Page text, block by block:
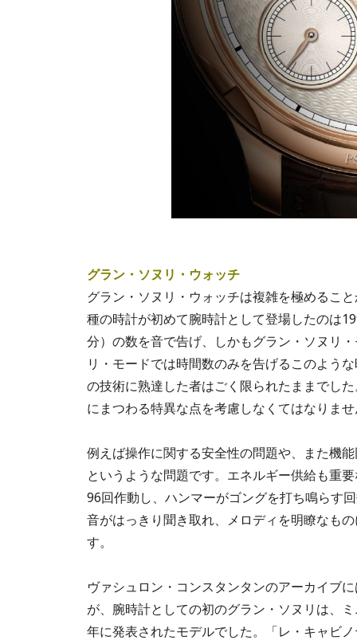
グラン・ソヌリ・ウォッチ
グラン・ソヌリ・ウォッチは複雑を極めるこ
種の時計が初めて腕時計として登場したのは
分）の数を音で告げ、しかもグラン・ソヌリ
リ・モードでは時間数のみを告げるこのよう
の技術に熟達した者はごく限られたままでし
にまつわる特異な点を考慮しなくてはなりま
例えば操作に関する安全性の問題や、また機
というような問題です。エネルギー供給も重
96回作動し、ハンマーがゴングを打ち鳴らす
音がはっきり聞き取れ、メロディを明瞭なも
す。
ヴァシュロン・コンスタンタンのアーカイブ
が、腕時計としての初のグラン・ソヌリは、
年に発表されたモデルでした。「レ・キャビ